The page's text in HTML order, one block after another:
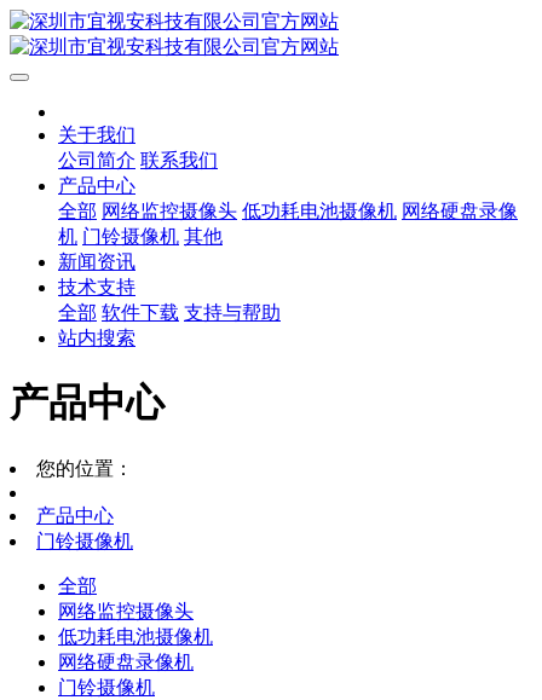
关于我们
公司简介 联系我们
产品中心
全部 网络监控摄像头 低功耗电池摄像机 网络硬盘录像
机 门铃摄像机 其他
新闻资讯
技术支持
全部 软件下载 支持与帮助
站内搜索
产品中心
您的位置：
产品中心
门铃摄像机
全部
网络监控摄像头
低功耗电池摄像机
网络硬盘录像机
门铃摄像机